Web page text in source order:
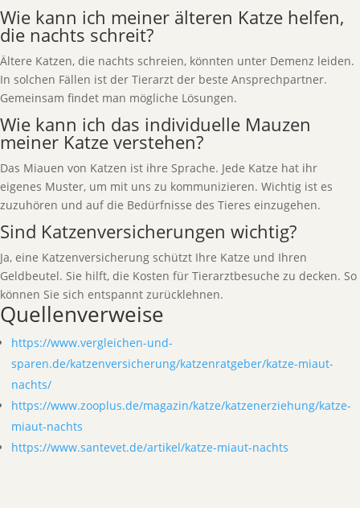
Wie kann ich meiner älteren Katze helfen,
die nachts schreit?
Ältere Katzen, die nachts schreien, könnten unter Demenz leiden.
In solchen Fällen ist der Tierarzt der beste Ansprechpartner.
Gemeinsam findet man mögliche Lösungen.
Wie kann ich das individuelle Mauzen
meiner Katze verstehen?
Das Miauen von Katzen ist ihre Sprache. Jede Katze hat ihr
eigenes Muster, um mit uns zu kommunizieren. Wichtig ist es
zuzuhören und auf die Bedürfnisse des Tieres einzugehen.
Sind Katzenversicherungen wichtig?
Ja, eine Katzenversicherung schützt Ihre Katze und Ihren
Geldbeutel. Sie hilft, die Kosten für Tierarztbesuche zu decken. So
können Sie sich entspannt zurücklehnen.
Quellenverweise
https://www.vergleichen-und-
sparen.de/katzenversicherung/katzenratgeber/katze-miaut-
nachts/
https://www.zooplus.de/magazin/katze/katzenerziehung/katze-
miaut-nachts
https://www.santevet.de/artikel/katze-miaut-nachts